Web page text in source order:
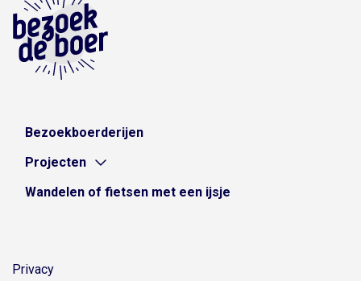
Bezoekboerderijen
Projecten
Wandelen of fietsen met een ijsje
Privacy